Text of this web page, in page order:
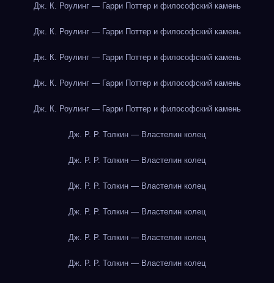
Дж. К. Роулинг — Гарри Поттер и философский камень
Дж. К. Роулинг — Гарри Поттер и философский камень
Дж. К. Роулинг — Гарри Поттер и философский камень
Дж. К. Роулинг — Гарри Поттер и философский камень
Дж. К. Роулинг — Гарри Поттер и философский камень
Дж. Р. Р. Толкин — Властелин колец
Дж. Р. Р. Толкин — Властелин колец
Дж. Р. Р. Толкин — Властелин колец
Дж. Р. Р. Толкин — Властелин колец
Дж. Р. Р. Толкин — Властелин колец
Дж. Р. Р. Толкин — Властелин колец